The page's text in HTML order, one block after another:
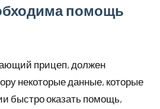
помощь
прицеп, должен
некоторые данные, которые
быстро оказать помощь,